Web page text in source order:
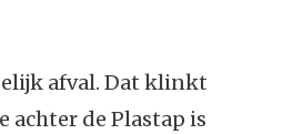
afval. Dat klinkt
achter de Plastap is